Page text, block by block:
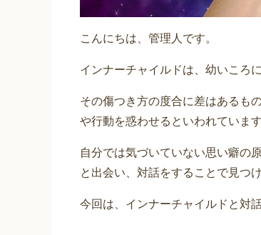
こんにちは、管理人です。
インナーチャイルドは、幼いころ
その傷つき方の度合に差はあるも
や行動を惑わせるといわれています
自分では気づいていない思い癖の
と出会い、対話をすることで見つ
今回は、インナーチャイルドと対